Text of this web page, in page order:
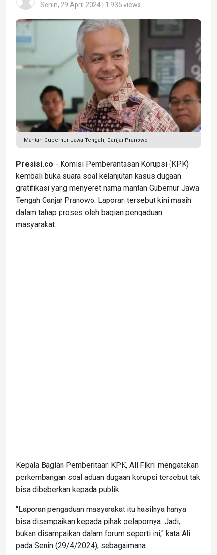
Senin, 29 April 2024 | 1.935 views
Mantan Gubernur Jawa Tengah, Ganjar Pranowo
Presisi.co - Komisi Pemberantasan Korupsi (KPK)
kembali buka suara soal kelanjutan kasus dugaan
gratifikasi yang menyeret nama mantan Gubernur Jawa
Tengah Ganjar Pranowo. Laporan tersebut kini masih
dalam tahap proses oleh bagian pengaduan
masyarakat.
Kepala Bagian Pemberitaan KPK, Ali Fikri, mengatakan
perkembangan soal aduan dugaan korupsi tersebut tak
bisa dibeberkan kepada publik.
"Laporan pengaduan masyarakat itu hasilnya hanya
bisa disampaikan kepada pihak pelapornya. Jadi,
bukan disampaikan dalam forum seperti ini," kata Ali
pada Senin (29/4/2024), sebagaimana